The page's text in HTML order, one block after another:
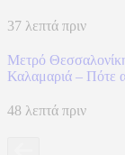
37 λεπτά πριν
Μετρό
Καλαμαριά – Πότε
48 λεπτά πριν